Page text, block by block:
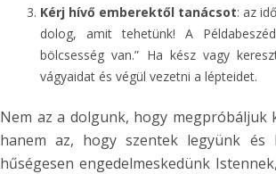
Kérj hívő emberektől tanácsot: az
dolog, amit tehetünk! A
bölcsesség van.” Ha kész vagy
vágyaidat és végül vezetni a lépteidet.
Nem az a dolgunk, hogy
hanem az, hogy szentek legyünk és
hűségesen engedelmeskedünk